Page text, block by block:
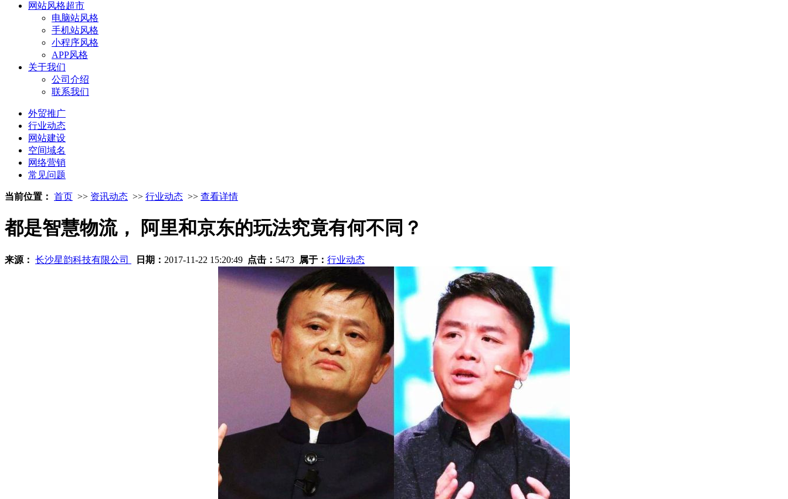
网站风格超市
电脑站风格
手机站风格
小程序风格
APP风格
关于我们
公司介绍
联系我们
外贸推广
行业动态
网站建设
空间域名
网络营销
常见问题
当前位置： 首页 >> 资讯动态 >> 行业动态 >> 查看详情
都是智慧物流， 阿里和京东的玩法究竟有何不同？
来源： 长沙星韵科技有限公司 日期： 2017-11-22 15:20:49 点击： 5473 属于： 行业动态